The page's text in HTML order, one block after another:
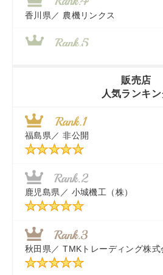
香川県／ 農機リンクス
近江商事合同会社：「茨
千葉県／ 株式会社テクノ・タカ
福岡県／株式会社カドワキ機械（
東京都／
秋田県／ TMKトレーディング株式
販売店
人気ランキ
福島県／ 非公開
鹿児島県／ 小城機工（株）
秋田県／ TMKトレーディング株式